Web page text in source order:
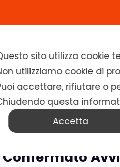
Home Chi
sito utilizza cookie
utilizziamo cookie di
accettare, rifiutare o
questa
Accetta